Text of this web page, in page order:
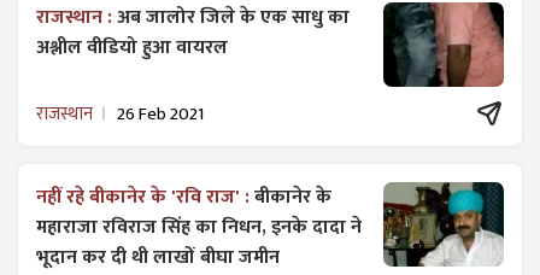
राजस्थान :अब जालोर जिले के एक साधु का
अश्लील वीडियो हुआ वायरल
राजस्थान 26 Feb 2021
नहीं रहे बीकानेर के 'रवि राज' :बीकानेर के
महाराजा रविराज सिंह का निधन, इनके दादा ने
भूदान कर दी थी लाखों बीघा जमीन